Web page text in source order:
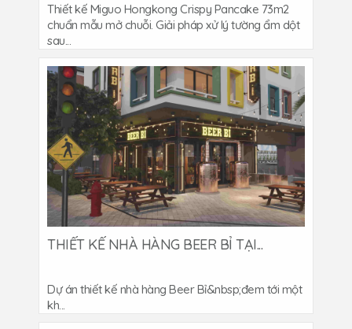
Thiết kế Miguo Hongkong Crispy Pancake 73m2
chuẩn mẫu mở chuỗi. Giải pháp xử lý tường ẩm dột
sau...
THIẾT KẾ NHÀ HÀNG BEER BỈ TẠI...
Dự án thiết kế nhà hàng Beer Bỉ&nbsp;đem tới một
kh...